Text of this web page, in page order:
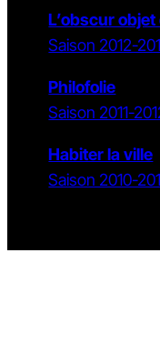
L’obscur
Saison 2012-
Philofolie
Saison 2011-
Habiter la ville
Saison 2010-